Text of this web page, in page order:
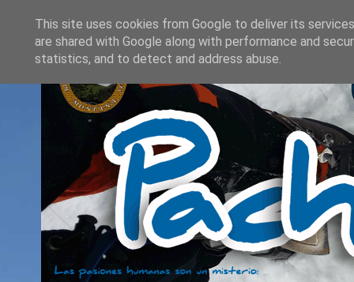
This site uses cookies from Google to deliver its
are shared with Google along with performance and
statistics, and to detect and address abuse.